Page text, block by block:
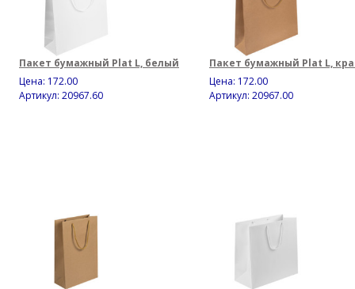
Пакет бумажный Plat L, белый
Цена: 172.00
Артикул: 20967.60
Пакет бумажный Plat L,
Цена: 172.00
Артикул: 20967.00